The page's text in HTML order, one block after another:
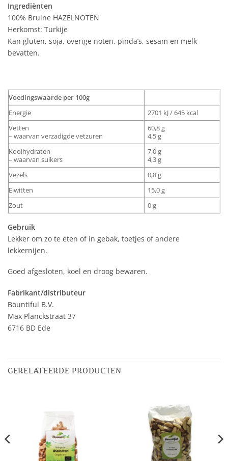
Ingrediënten
100% Bruine HAZELNOTEN
Herkomst: Turkije
Kan gluten, soja, overige noten, pinda’s, sesam en melk
bevatten.
Voedingswaarde per 100g
Energie
2701 kJ / 645 kcal
Vetten
– waarvan verzadigde vetzuren
60,8 g
4,5 g
Koolhydraten
– waarvan suikers
7,0 g
4,3 g
Vezels
0,8 g
Eiwitten
15,0 g
Zout
0 g
Gebruik
Lekker om zo te eten of in gebak, toetjes of andere
lekkernijen.
Goed afgesloten, koel en droog bewaren.
Fabrikant/distributeur
Bountiful B.V.
Max Planckstraat 37
6716 BD Ede
GERELATEERDE PRODUCTEN